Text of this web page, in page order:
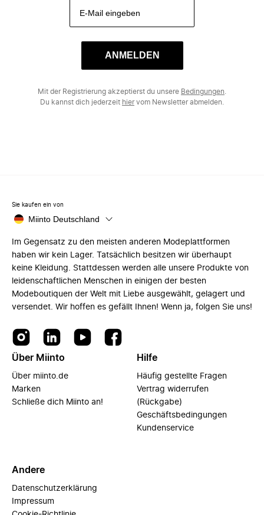
ANMELDEN
Mit der Registrierung akzeptierst du unsere Bedingungen
Du kannst dich jederzeit hiervom Newsletter abmelden.
Sie kaufen ein von
Miinto Deutschland
Im Gegensatz zu den meisten anderen Modeplattformen
haben wir kein Lager. Tatsächlich besitzen wir überhaupt
keine Kleidung. Stattdessen werden alle unsere Produkte von
leidenschaftlichen Menschen in einigen der besten
Modeboutiquen der Welt mit Liebe ausgewählt, gelagert und
versendet. Wir hoffen es gefällt Ihnen! Wenn ja, folgen Sie uns!
Über Miinto
Über miinto.de
Marken
Schließe dich Miinto an!
Hilfe
Häufig gestellte Fragen
Vertrag widerrufen
(Rückgabe)
Geschäftsbedingungen
Kundenservice
Andere
Datenschutzerklärung
Impressum